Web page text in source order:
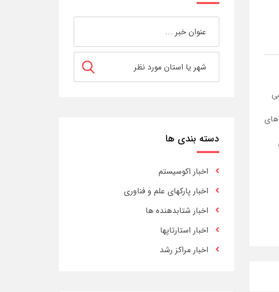
دسته بندی ها
اخبار اکوسیستم
اخبار پارکهای علم و فناوری
اخبار شتابدهنده ها
اخبار استارتاپها
اخبار مراکز رشد